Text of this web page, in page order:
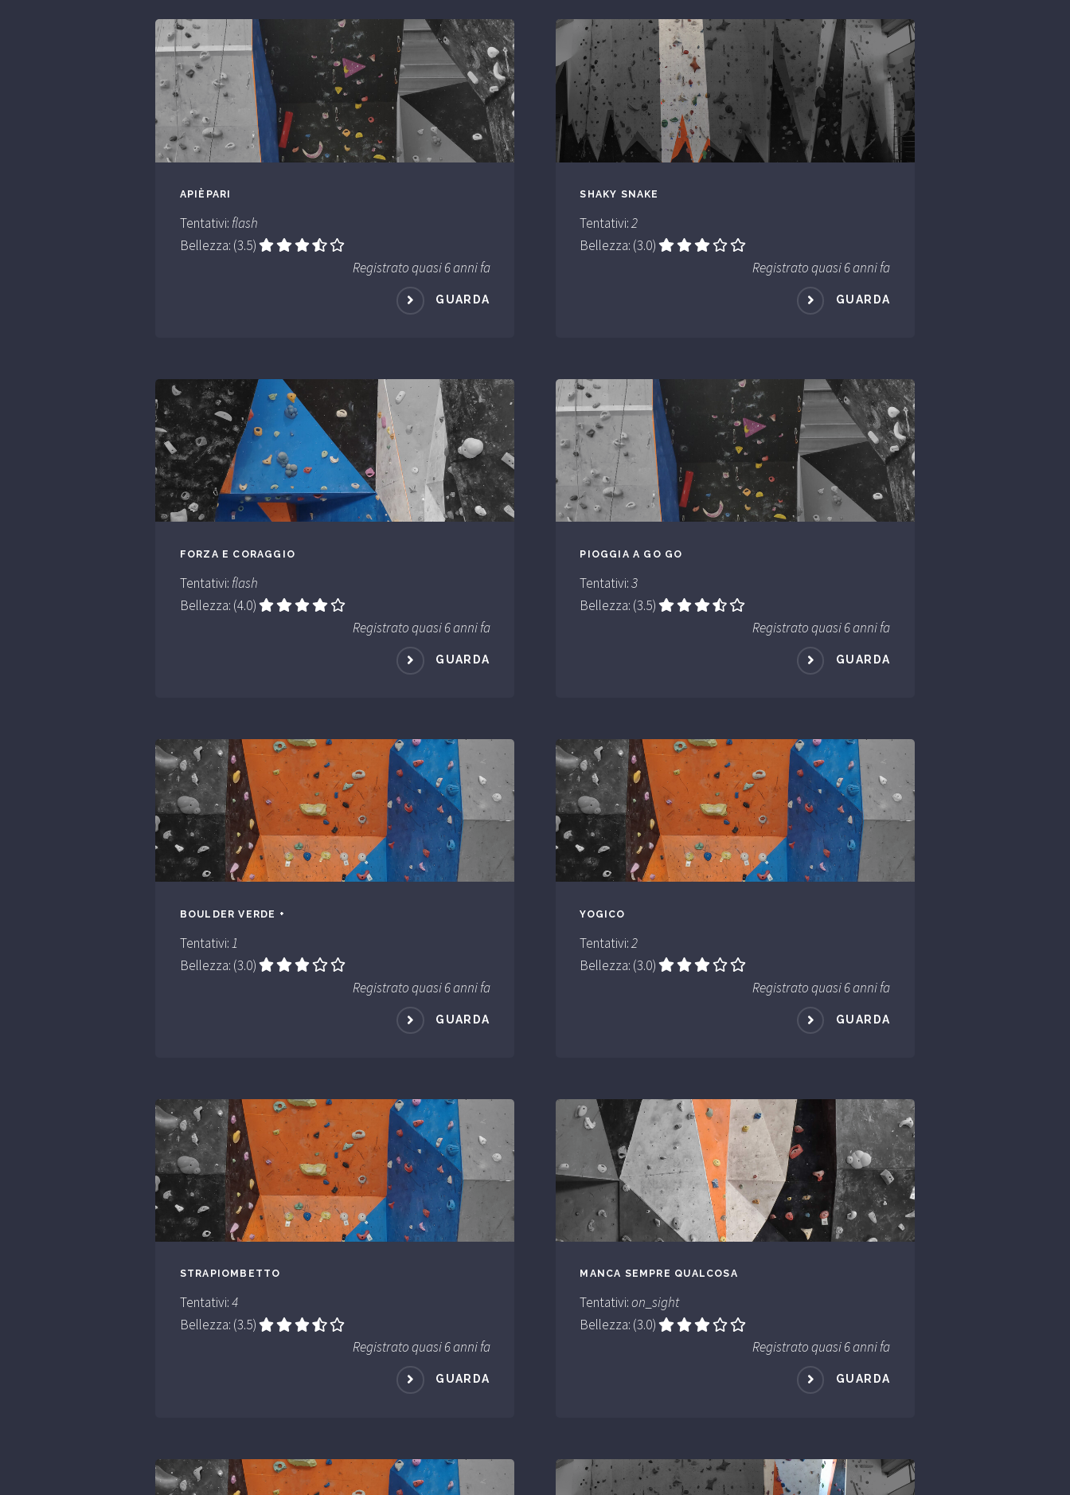
APIÈPARI
Tentativi: flash
Bellezza: (3.5)
Registrato quasi 6 anni fa
GUARDA
SHAKY SNAKE
Tentativi:2
Bellezza: (3.0)
Registrato quasi 6 anni fa
GUARDA
FORZA E CORAGGIO
Tentativi: flash
Bellezza: (4.0)
Registrato quasi 6 anni fa
GUARDA
PIOGGIA A GO GO
Tentativi:3
Bellezza: (3.5)
Registrato quasi 6 anni fa
GUARDA
BOULDER VERDE +
Tentativi:1
Bellezza: (3.0)
Registrato quasi 6 anni fa
GUARDA
YOGICO
Tentativi:2
Bellezza: (3.0)
Registrato quasi 6 anni fa
GUARDA
STRAPIOMBETTO
Tentativi:4
Bellezza: (3.5)
Registrato quasi 6 anni fa
GUARDA
MANCA SEMPRE QUALCOSA
Tentativi:on_sight
Bellezza: (3.0)
Registrato quasi 6 anni fa
GUARDA